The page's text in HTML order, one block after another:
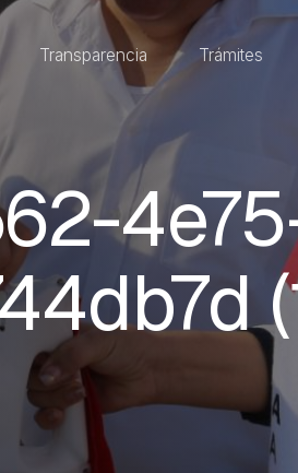
Transparencia Trámites